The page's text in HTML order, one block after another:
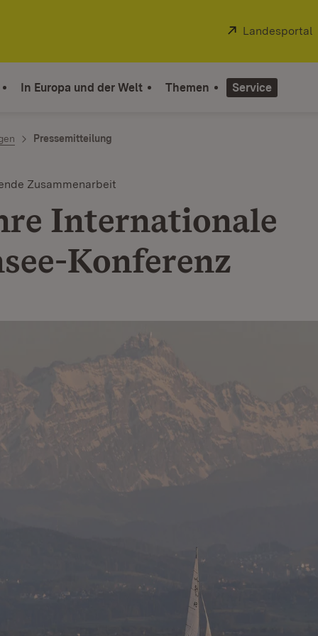
Extern:
Landesportal
In Europa und der Welt Themen Service
Pressemitteilung
Zusammenarbeit
Internationale
Konferenz